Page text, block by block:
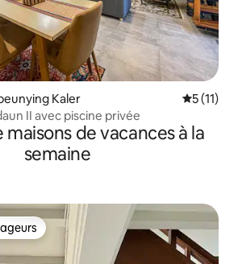
Kaler
5 (11)
II avec piscine privée
de vacances à la
semaine